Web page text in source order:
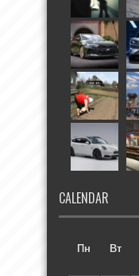
CALENDAR
Пн
Вт